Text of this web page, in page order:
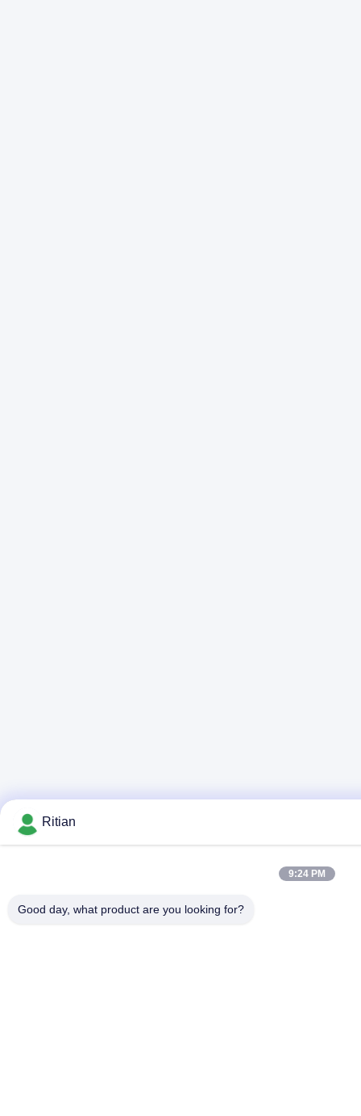
Ritian
9:24 PM
Good day, what product are you looking for?